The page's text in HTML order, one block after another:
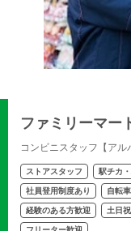
ファミリーマ
コンビニスタッフ【アル
ストアスタッフ 駅チカ
社員登用制度あり 自転
経験のある方歓迎 土日